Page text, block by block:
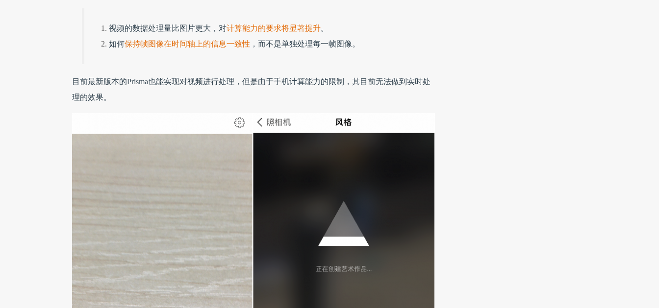
视频的数据处理量比图片更大，对计算能力的要求将显著提升。
如何保持帧图像在时间轴上的信息一致性 ，而不是单独处理每一帧图像。
目前最新版本的Prisma也能实现对视频进行处理，但是由于手机计算能力的限制，其目前无法做到实时处
理的效果。